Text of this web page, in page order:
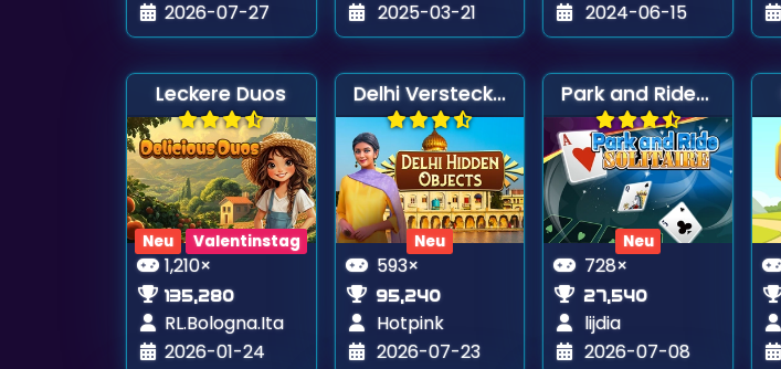
2026-07-27
2025-03-21
2024-06-15
Leckere Duos
Neu Valentinstag
1,210×
135,280
RL.Bologna.Ita
2026-01-24
Delhi Versteckte Objekte
Neu
593×
95,240
Hotpink
2026-07-23
Park and Ride Solitaire
Neu
728×
27,540
lijdia
2026-07-08